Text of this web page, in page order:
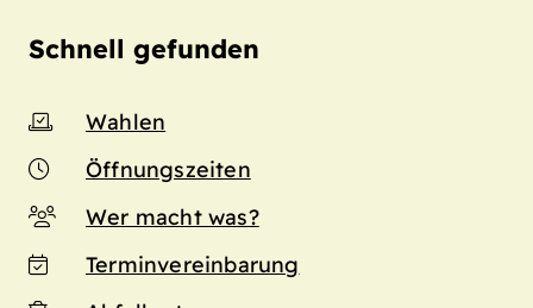
Schnell gefunden
Wahlen
Öffnungszeiten
Wer macht was?
Terminvereinbarung